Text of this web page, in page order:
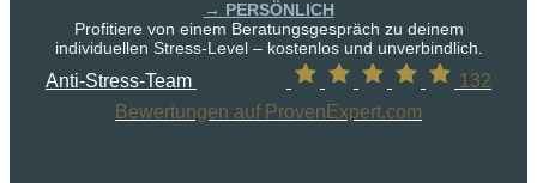
→ PERSÖNLICH
Profitiere von einem Beratungsgespräch zu deinem
individuellen Stress-Level – kostenlos und unverbindlich.
Anti-Stress-Team
132
Bewertungen auf ProvenExpert.com